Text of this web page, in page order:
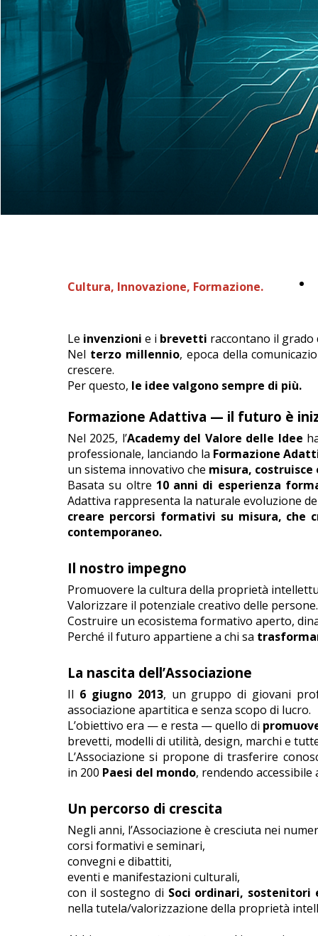
Cultura, Innovazione, Formazione.
Le invenzioni e i brevetti raccontano il grado
Nel terzo millennio, epoca della
crescere.
Per questo, le idee valgono sempre di più.
Formazione Adattiva — il futuro è
Nel 2025, l’Academy del Valore delle Idee
professionale, lanciando la Formazione
un sistema innovativo che misura,
Basata su oltre 10 anni di esperienza
Adattiva rappresenta la naturale evoluzione
creare percorsi formativi su misura, che
contemporaneo.
Il nostro impegno
Promuovere la cultura della proprietà
Valorizzare il potenziale creativo delle persone.
Costruire un ecosistema formativo aperto,
Perché il futuro appartiene a chi sa
La nascita dell’Associazione
Il 6 giugno 2013, un gruppo di giovani
associazione apartitica e senza scopo di lucro.
L’obiettivo era — e resta — quello di
brevetti, modelli di utilità, design, marchi e
L’Associazione si propone di trasferire
in 200 Paesi del mondo, rendendo
Un percorso di crescita
Negli anni, l’Associazione è cresciuta nei
corsi formativi e seminari,
convegni e dibattiti,
eventi e manifestazioni culturali,
con il sostegno di Soci ordinari, sostenitori
nella tutela/valorizzazione della proprietà